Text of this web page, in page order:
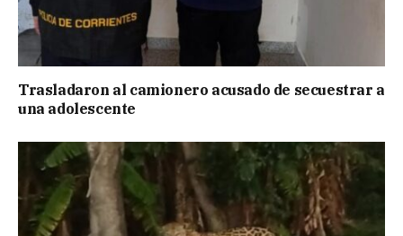
Trasladaron al camionero acusado de secuestrar a
una adolescente